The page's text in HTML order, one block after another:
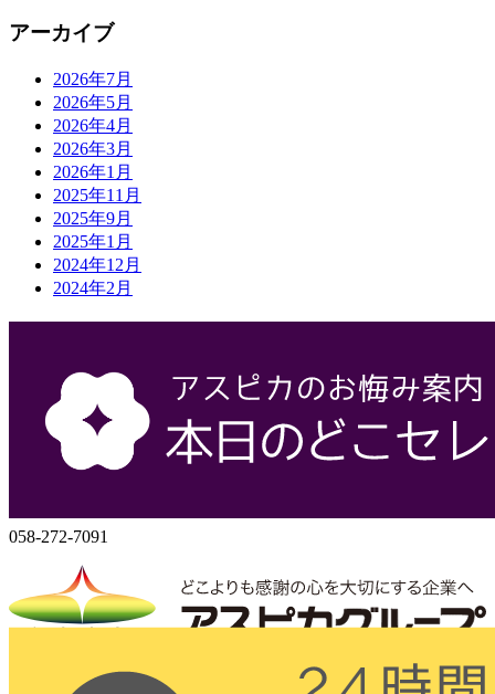
アーカイブ
2026年7月
2026年5月
2026年4月
2026年3月
2026年1月
2025年11月
2025年9月
2025年1月
2024年12月
2024年2月
株式会社アスピカ
500-8357
岐阜県岐阜市六条大溝1丁目2‐3
058-272-7091
株式会社アスピカ